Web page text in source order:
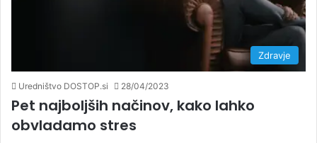
Zdravje
Uredništvo DOSTOP.si 28/04/2023
Pet najboljših načinov, kako lahko
obvladamo stres